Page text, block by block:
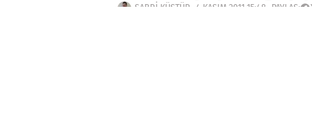
SABRI KÜSTÜR 4 KASIM 2011 15:48 PAYLAŞ: